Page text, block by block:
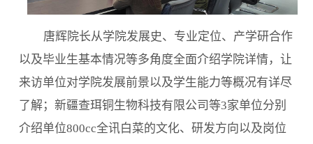
唐辉院长从学院发展史、专业定位、产学研合作
以及毕业生基本情况等多角度全面介绍学院详情，让
来访单位对学院发展前景以及学生能力等概况有详尽
了解；新疆查珥铜生物科技有限公司等3家单位分别
介绍单位800cc全讯白菜的文化、研发方向以及岗位